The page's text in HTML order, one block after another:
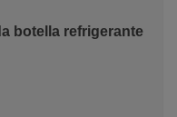
botella refrigerante